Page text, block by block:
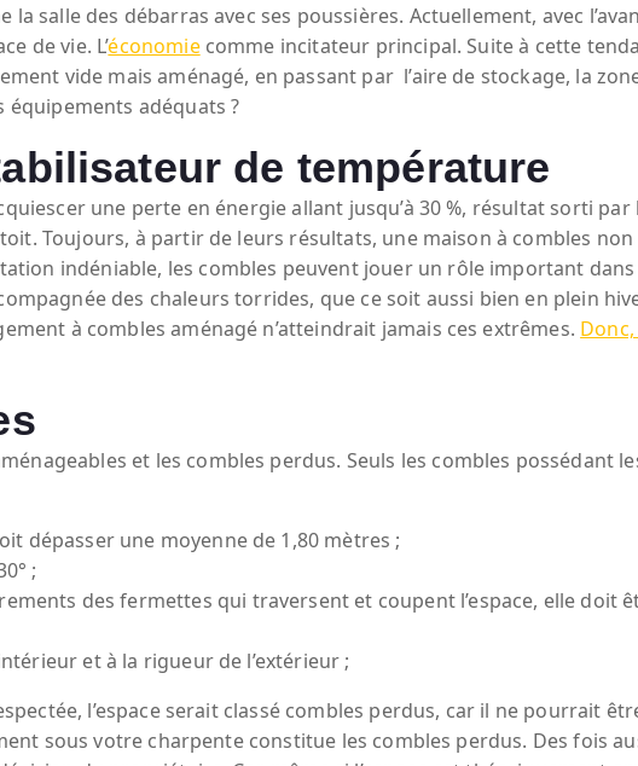
salle des débarras avec ses poussières. Actuellement, avec
de vie. L’économiecomme incitateur principal. Suite à cette
vide mais aménagé, en passant par l’aire de stockage, la
équipements adéquats ?
de température
une perte en énergie allant jusqu’à 30 %, résultat sorti
Toujours, à partir de leurs résultats, une maison à combles
indéniable, les combles peuvent jouer un rôle important
des chaleurs torrides, que ce soit aussi bien en plein
à combles aménagé n’atteindrait jamais ces extrêmes.
et les combles perdus. Seuls les combles possédant
dépasser une moyenne de 1,80 mètres ;
;
des fermettes qui traversent et coupent l’espace, elle doit
et à la rigueur de l’extérieur ;
l’espace serait classé combles perdus, car il ne pourrait
sous votre charpente constitue les combles perdus. Des fois